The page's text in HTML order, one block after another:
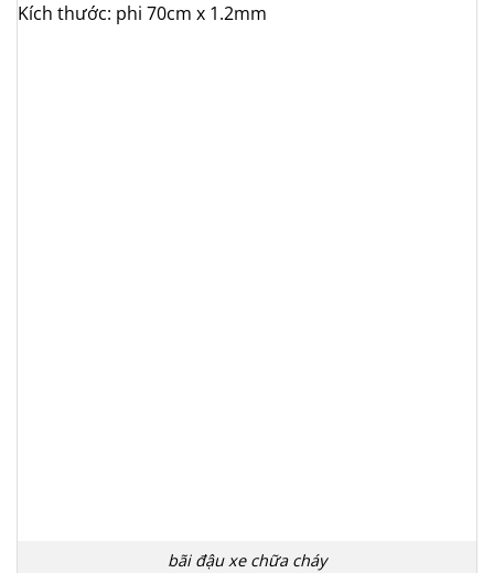
Kích thước: phi 70cm x 1.2mm
bãi đậu xe chữa cháy